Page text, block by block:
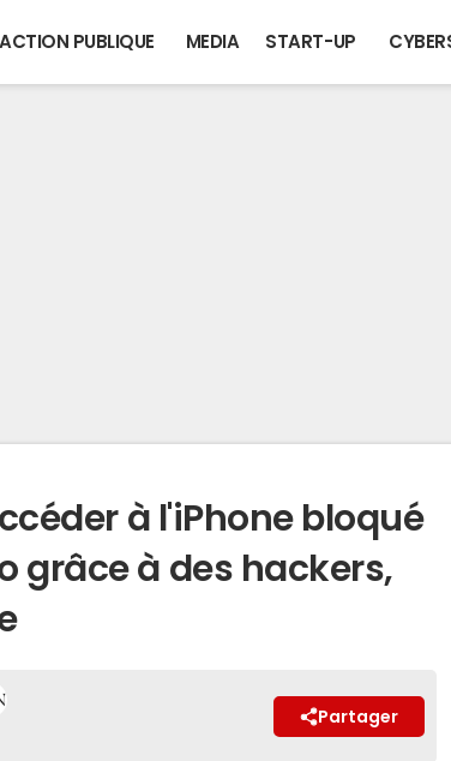
ACTION PUBLIQUE MEDIA START-UP
à l'iPhone bloqué
grâce à des hackers,
Partager